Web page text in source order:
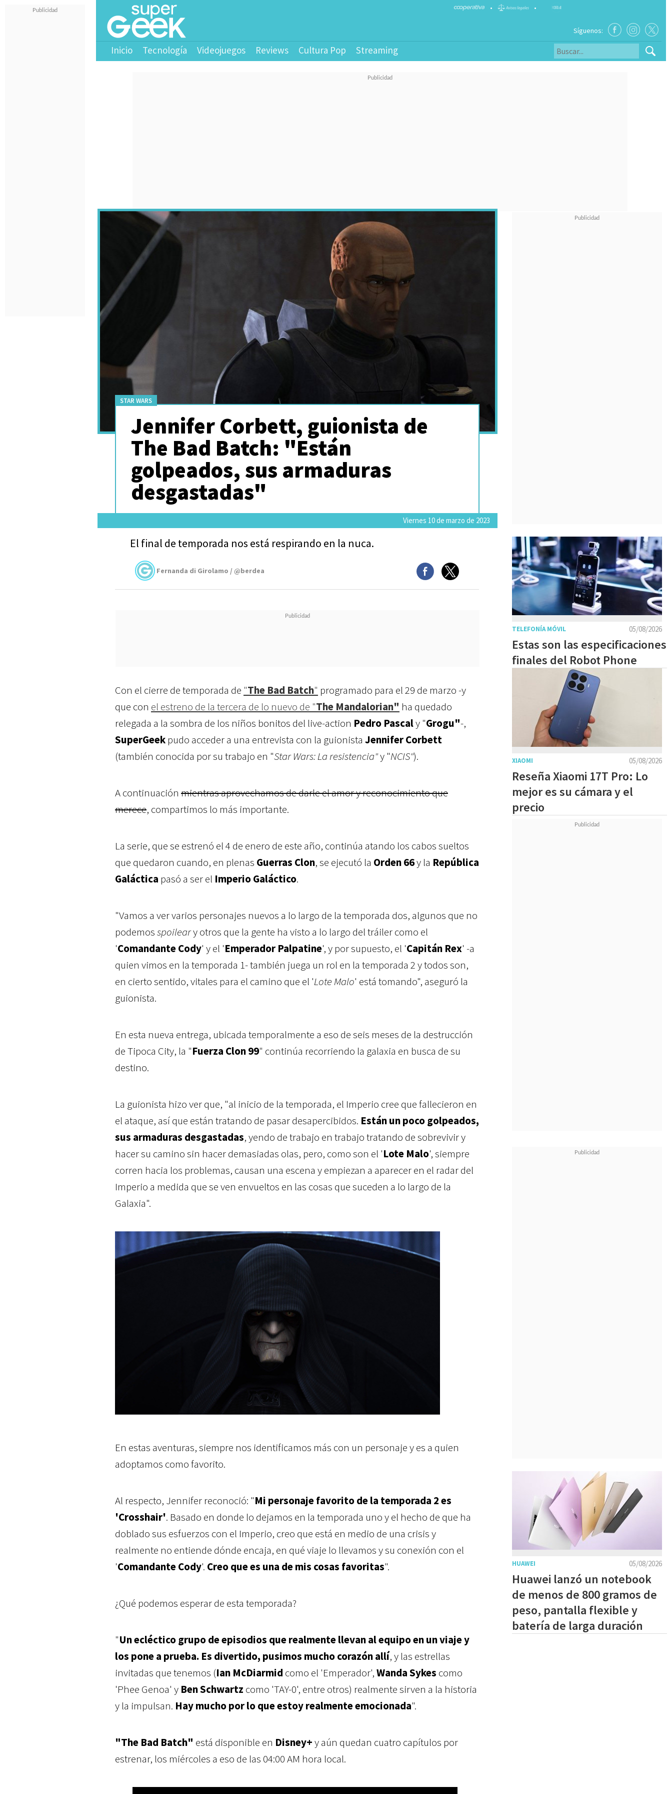
• •
Síguenos:
Inicio Tecnología Videojuegos Reviews Cultura Pop Streaming
STAR WARS
Jennifer Corbett, guionista de
The Bad Batch: "Están
golpeados, sus armaduras
desgastadas"
Viernes 10 de marzo de 2023
El final de temporada nos está respirando en la nuca.
Fernanda di Girolamo / @berdea
Con el cierre de temporada de "The Bad Batch" programado para el 29 de marzo -y
que con el estreno de la tercera de lo nuevo de "The Mandalorian" ha quedado
relegada a la sombra de los niños bonitos del live-action Pedro Pascaly "Grogu"-,
SuperGeek pudo acceder a una entrevista con la guionista Jennifer Corbett
(también conocida por su trabajo en "Star Wars: La resistencia"y "NCIS").
A continuación mientras aprovechamos de darle el amor y reconocimiento que
merece, compartimos lo más importante.
La serie, que se estrenó el 4 de enero de este año, continúa atando los cabos sueltos
que quedaron cuando, en plenas Guerras Clon, se ejecutó la Orden 66y la República
Galáctica pasó a ser el Imperio Galáctico.
"Vamos a ver varios personajes nuevos a lo largo de la temporada dos, algunos que no
podemosspoileary otros que la gente ha visto a lo largo del tráiler como el
'Comandante Cody' y el 'Emperador Palpatine', y por supuesto, el 'Capitán Rex' -a
quien vimos en la temporada 1- también juega un rol en la temporada 2 y todos son,
en cierto sentido, vitales para el camino que el 'Lote Malo' está tomando", aseguró la
guionista.
En esta nueva entrega, ubicada temporalmente a eso de seis meses de la destrucción
de Tipoca City, la "Fuerza Clon 99" continúa recorriendo la galaxia en busca de su
destino.
La guionista hizo ver que, "al inicio de la temporada, el Imperio cree que fallecieron en
el ataque, así que están tratando de pasar desapercibidos. Están un poco golpeados,
sus armaduras desgastadas, yendo de trabajo en trabajo tratando de sobrevivir y
hacer su camino sin hacer demasiadas olas, pero, como son el 'Lote Malo', siempre
corren hacia los problemas, causan una escena y empiezan a aparecer en el radar del
Imperio a medida que se ven envueltos en las cosas que suceden a lo largo de la
Galaxia".
En estas aventuras, siempre nos identificamos más con un personaje y es a quien
adoptamos como favorito.
Al respecto, Jennifer reconoció: "Mi personaje favorito de la temporada 2 es
'Crosshair'. Basado en donde lo dejamos en la temporada uno y el hecho de que ha
doblado sus esfuerzos con el Imperio, creo que está en medio de una crisis y
realmente no entiende dónde encaja, en qué viaje lo llevamos y su conexión con el
'Comandante Cody'. Creo que es una de mis cosas favoritas".
¿Qué podemos esperar de esta temporada?
"Un ecléctico grupo de episodios que realmente llevan al equipo en un viaje y
los pone a prueba. Es divertido, pusimos mucho corazón allí, y las estrellas
invitadas que tenemos (Ian McDiarmid como el 'Emperador',Wanda Sykes como
'Phee Genoa' y Ben Schwartz como 'TAY-0', entre otros) realmente sirven a la historia
y la impulsan. Hay mucho por lo que estoy realmente emocionada".
"The Bad Batch" está disponible en Disney+y aún quedan cuatro capítulos por
estrenar, los miércoles a eso de las 04:00 AM hora local.
05/08/2026
TELEFONÍA MÓVIL
Estas son las especificaciones
finales del Robot Phone
05/08/2026
XIAOMI
Reseña Xiaomi 17T Pro: Lo
mejor es su cámara y el
precio
05/08/2026
HUAWEI
Huawei lanzó un notebook
de menos de 800 gramos de
peso, pantalla flexible y
batería de larga duración